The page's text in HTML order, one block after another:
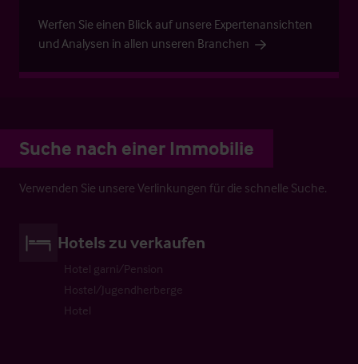
Werfen Sie einen Blick auf unsere Expertenansichten
und Analysen in allen unseren Branchen
Suche nach einer Immobilie
Verwenden Sie unsere Verlinkungen für die schnelle Suche.
Hotels zu verkaufen
Hotel garni/Pension
Hostel/Jugendherberge
Hotel